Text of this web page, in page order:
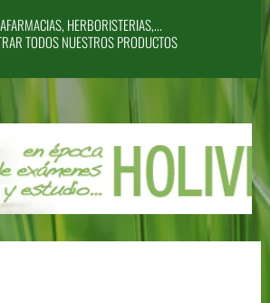
HERBORISTERIAS,...
TODOS NUESTROS PRODUCTOS